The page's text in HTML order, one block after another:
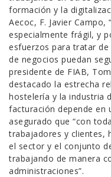
formación y la
Aecoc, F. Javier
especialmente frágil, y
esfuerzos para tratar
de negocios puedan
presidente de FIAB,
destacado la estrecha
hostelería y la industria
facturación depende en
asegurado que “con
trabajadores y clientes,
el sector y el conjunto
trabajando de manera
administraciones”.